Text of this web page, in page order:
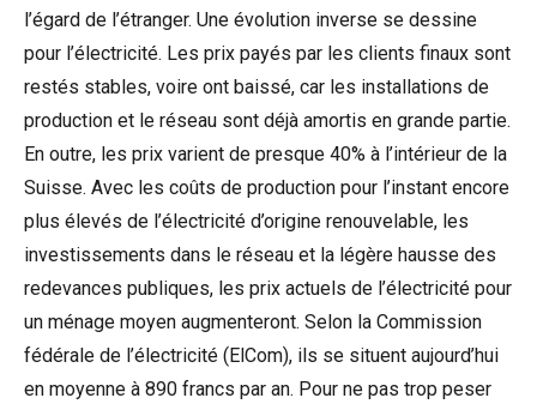
l’égard de l’étranger. Une évolution inverse se dessine
pour l’électricité. Les prix payés par les clients finaux sont
restés stables, voire ont baissé, car les installations de
production et le réseau sont déjà amortis en grande partie.
En outre, les prix varient de presque 40% à l’intérieur de la
Suisse. Avec les coûts de production pour l’instant encore
plus élevés de l’électricité d’origine renouvelable, les
investissements dans le réseau et la légère hausse des
redevances publiques, les prix actuels de l’électricité pour
un ménage moyen augmenteront. Selon la Commission
fédérale de l’électricité (ElCom), ils se situent aujourd’hui
en moyenne à 890 francs par an. Pour ne pas trop peser